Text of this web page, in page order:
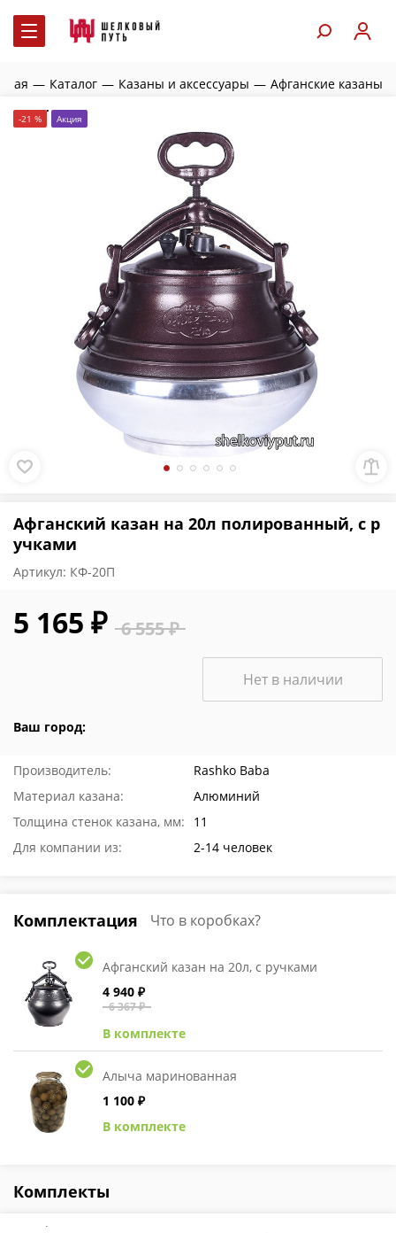
— Каталог — Казаны и аксессуары — Афганские казаны
-21 % Акция
Афганский казан на 20л полированный, с р
учками
Артикул: КФ-20П
6 555 ₽
5 165 ₽
Ваш город:
Нет в наличии
Производитель:
Rashko Baba
Материал казана:
Алюминий
Толщина стенок казана, мм:
11
Для компании из:
2-14 человек
Комплектация Что в коробках?
Афганский казан на 20л, с ручками
4 940 ₽
6 367 ₽
В комплекте
Алыча маринованная
1 100 ₽
В комплекте
Комплекты